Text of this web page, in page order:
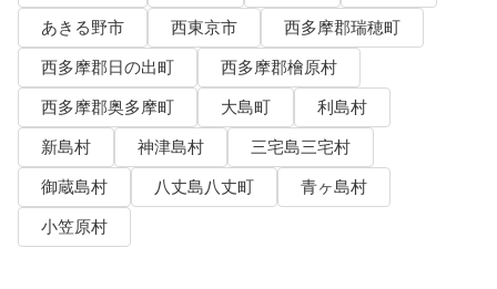
あきる野市
西東京市
西多摩郡瑞穂町
西多摩郡日の出町
西多摩郡檜原村
西多摩郡奥多摩町
大島町
利島村
新島村
神津島村
三宅島三宅村
御蔵島村
八丈島八丈町
青ヶ島村
小笠原村